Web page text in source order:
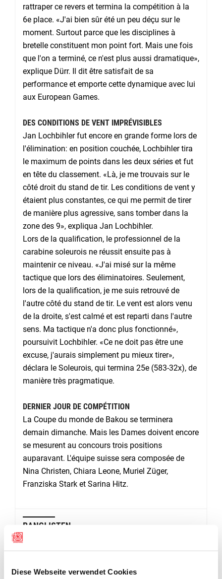
Diese Webseite verwendet Cookies
rattraper ce revers et termina la compétition à la
6e place. «J'ai bien sûr été un peu déçu sur le
moment. Surtout parce que les disciplines à
bretelle constituent mon point fort. Mais une fois
que l'on a terminé, ce n'est plus aussi dramatique»,
explique Dürr. Il dit être satisfait de sa
performance et emporte cette dynamique avec lui
aux European Games.
DES CONDITIONS DE VENT IMPRÉVISIBLES
Jan Lochbihler fut encore en grande forme lors de
l'élimination: en position couchée, Lochbihler tira
le maximum de points dans les deux séries et fut
en tête du classement. «Là, je me trouvais sur le
côté droit du stand de tir. Les conditions de vent y
étaient plus constantes, ce qui me permit de tirer
de manière plus agressive, sans tomber dans la
zone des 9», expliqua Jan Lochbihler.
Lors de la qualification, le professionnel de la
carabine soleurois ne réussit ensuite pas à
maintenir ce niveau. «J'ai misé sur la même
tactique que lors des éliminatoires. Seulement,
lors de la qualification, je me suis retrouvé de
l'autre côté du stand de tir. Le vent est alors venu
de la droite, s'est calmé et est reparti dans l'autre
sens. Ma tactique n'a donc plus fonctionné»,
poursuivit Lochbihler. «Ce ne doit pas être une
excuse, j'aurais simplement pu mieux tirer»,
déclara le Soleurois, qui termina 25e (583-32x), de
manière très pragmatique.
DERNIER JOUR DE COMPÉTITION
La Coupe du monde de Bakou se terminera
demain dimanche. Mais les Dames doivent encore
se mesurent au concours trois positions
auparavant. L'équipe suisse sera composée de
Nina Christen, Chiara Leone, Muriel Züger,
Franziska Stark et Sarina Hitz.
RANGLISTEN